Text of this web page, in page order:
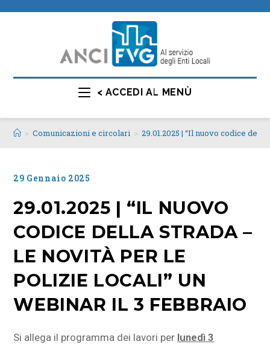
< ACCEDI AL MENÙ
> Comunicazioni e circolari > 29.01.2025 | “Il nuovo codice
29 Gennaio 2025
29.01.2025 | “IL NUOVO
CODICE DELLA STRADA –
LE NOVITÀ PER LE
POLIZIE LOCALI” UN
WEBINAR IL 3 FEBBRAIO
Si allega il programma dei lavori per lunedì 3